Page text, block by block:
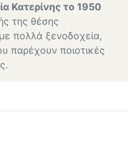
Κατερίνης το 1950
της θέσης
πολλά ξενοδοχεία,
παρέχουν ποιοτικές